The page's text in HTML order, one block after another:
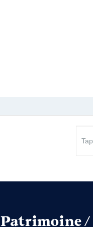
Patrimoine